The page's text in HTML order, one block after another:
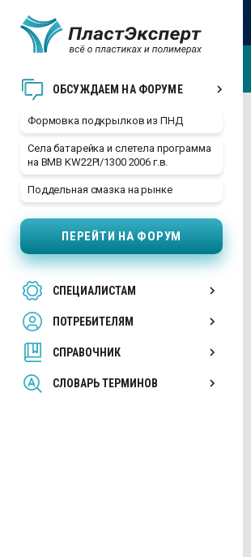
ОБСУЖДАЕМ НА ФОРУМЕ
Формовка подкрылков из ПНД
Села батарейка и слетела программа
на BMB KW22PI/1300 2006 г.в.
Поддельная смазка на рынке
ПЕРЕЙТИ НА ФОРУМ
СПЕЦИАЛИСТАМ
ПОТРЕБИТЕЛЯМ
СПРАВОЧНИК
СЛОВАРЬ ТЕРМИНОВ